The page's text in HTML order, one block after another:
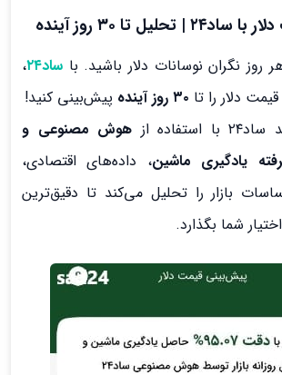
تا ۳۰ روز آینده
روز نگران نوسانات دلار باشید. با ساد۲۴
،
دلار را تا ۳۰ روز آینده
پیش‌بینی کنید!
از
هوش مصنوعی و
یادگیری ماشین، داده‌های اقتصادی،
بازار را تحلیل می‌کند تا دقیق‌ترین
شما بگذارد.